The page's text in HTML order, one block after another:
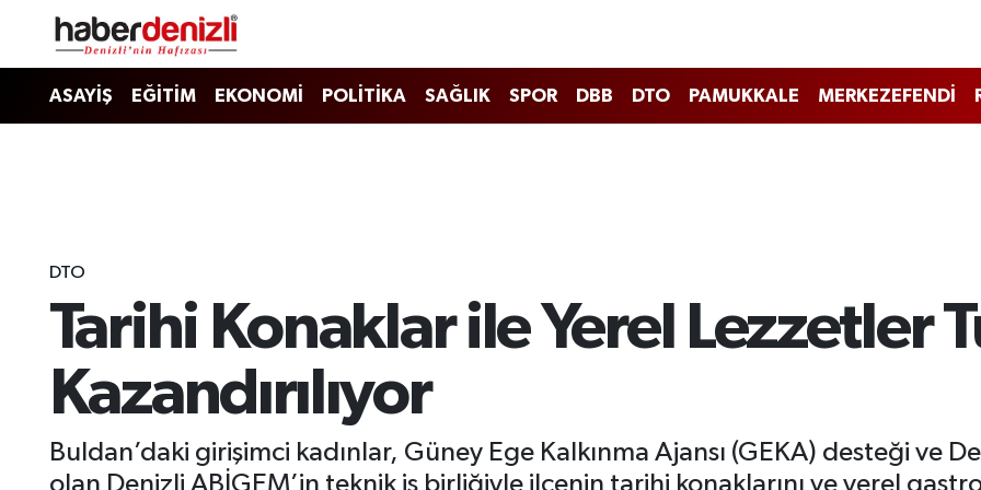
ASAYİŞ EĞİTİM EKONOMİ POLİTİKA SAĞLIK SPOR DBB DTO PAMUKKALE MERKEZEFENDİ
DTO
Tarihi Konaklar ile Yerel Lezzetler
Kazandırılıyor
Buldan’daki girişimci kadınlar, Güney Ege Kalkınma Ajansı (GEKA) desteği ve
olan Denizli ABİGEM’in teknik iş birliğiyle ilçenin tarihi konaklarını ve yerel
Denizli Nöbetçi Eczaneler
Tüm Manşetler
Haber Arşivi